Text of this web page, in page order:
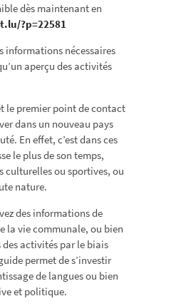
dès maintenant en
?p=22581
informations nécessaires
aperçu des activités
le premier point de contact
dans un nouveau pays
En effet, c’est dans ces
le plus de son temps,
culturelles ou sportives, ou
nature.
des informations de
la vie communale, ou bien
activités par le biais
permet de s’investir
de langues ou bien
et politique.